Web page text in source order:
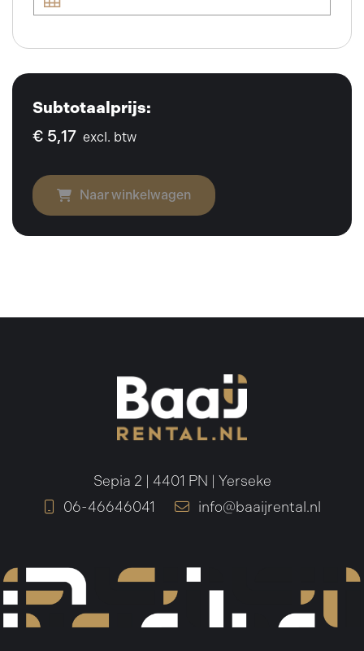
Subtotaalprijs:
€ 5,17 excl. btw
Naar winkelwagen
Sepia 2 | 4401 PN | Yerseke
06-46646041
info@baaijrental.nl